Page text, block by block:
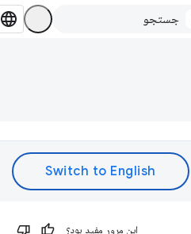
این مرور مفید بود؟